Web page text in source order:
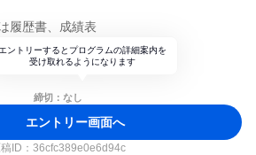
履歴書、成績表
エントリーするとプログラムの詳細案内を
受け取れるようになります
締切：なし
エントリー画面へ
ID： 36cfc389e0e6d94c